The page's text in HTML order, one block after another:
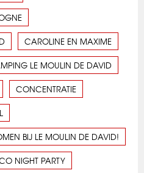
CAROLINE EN MAXIME
LE MOULIN DE DAVID
CONCENTRATIE
BIJ LE MOULIN DE DAVID!
NIGHT PARTY